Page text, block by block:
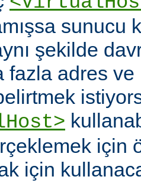
sunucu
şekilde
fazla adres ve
için
için